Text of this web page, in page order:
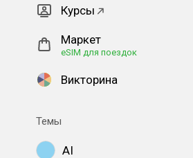
Курсы
Маркет
eSIM для поездок
Викторина
Темы
AI